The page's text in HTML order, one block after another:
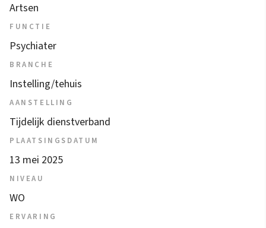
Artsen
FUNCTIE
Psychiater
BRANCHE
Instelling/tehuis
AANSTELLING
Tijdelijk dienstverband
PLAATSINGSDATUM
13 mei 2025
NIVEAU
WO
ERVARING